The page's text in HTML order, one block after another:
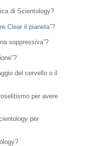
di Scientology?
Clear il pianeta”?
soppressiva”?
del cervello o il
per avere
per